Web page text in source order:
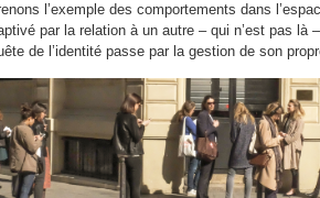
l’exemple des comportements dans
par la relation à un autre – qui n’est pas là
de l’identité passe par la gestion de son